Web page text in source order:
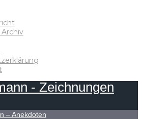
- Zeichnungen
– Anekdoten